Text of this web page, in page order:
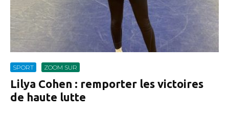
SPORT ZOOM SUR
Lilya Cohen : remporter les victoires
de haute lutte